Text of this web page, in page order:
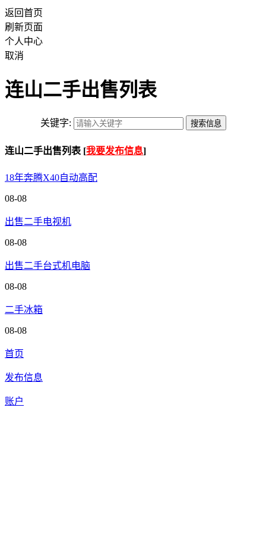
返回首页
刷新页面
个人中心
取消
连山二手出售列表
关键字:
连山二手出售列表 [我要发布信息]
18年奔腾X40自动高配
08-08
出售二手电视机
08-08
出售二手台式机电脑
08-08
二手冰箱
08-08
首页
发布信息
账户